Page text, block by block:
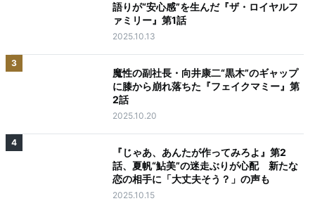
語りが“安心感”を生んだ『ザ・ロイヤルフ
ァミリー』第1話
2025.10.13
3
魔性の副社長・向井康二“黒木”のギャップ
に膝から崩れ落ちた『フェイクマミー』第
2話
2025.10.20
4
『じゃあ、あんたが作ってみろよ』第2
話、夏帆“鮎美”の迷走ぶりが心配 新たな
恋の相手に「大丈夫そう？」の声も
2025.10.15